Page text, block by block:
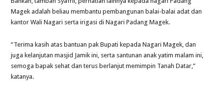
Magek adalah beliau membantu pembangunan balai-balai adat dan
kantor Wali Nagari serta irigasi di Nagari Padang Magek.
“Terima kasih atas bantuan pak Bupati kepada Nagari Magek, dan
juga kelanjutan masjid Jamik ini, serta santunan anak yatim malam ini,
semoga bapak sehat dan terus berlanjut memimpin Tanah Datar,”
katanya.